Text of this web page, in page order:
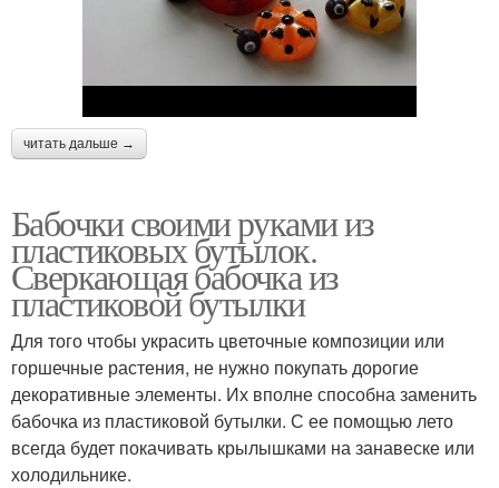
читать дальше →
Бабочки своими руками из
пластиковых бутылок.
Сверкающая бабочка из
пластиковой бутылки
Для того чтобы украсить цветочные композиции или
горшечные растения, не нужно покупать дорогие
декоративные элементы. Их вполне способна заменить
бабочка из пластиковой бутылки. С ее помощью лето
всегда будет покачивать крылышками на занавеске или
холодильнике.